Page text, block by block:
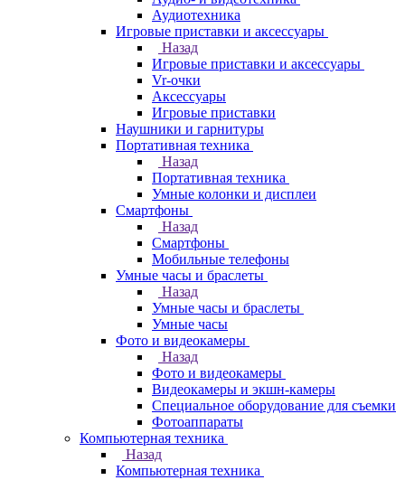
Аудиотехника
Игровые приставки и аксессуары
Назад
Игровые приставки и аксессуары
Vr-очки
Аксессуары
Игровые приставки
Наушники и гарнитуры
Портативная техника
Назад
Портативная техника
Умные колонки и дисплеи
Смартфоны
Назад
Смартфоны
Мобильные телефоны
Умные часы и браслеты
Назад
Умные часы и браслеты
Умные часы
Фото и видеокамеры
Назад
Фото и видеокамеры
Видеокамеры и экшн-камеры
Специальное оборудование для съемки
Фотоаппараты
Компьютерная техника
Назад
Компьютерная техника